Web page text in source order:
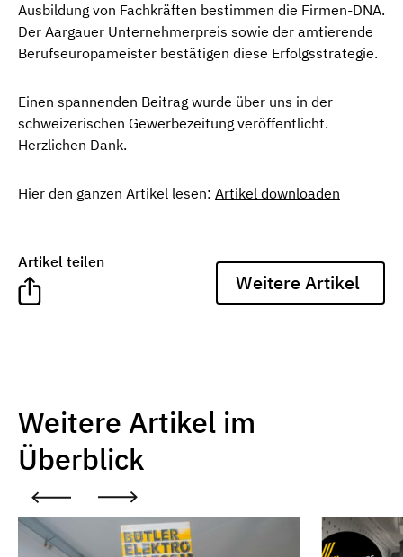
Ausbildung von Fachkräften bestimmen die Firmen-DNA.
Der Aargauer Unternehmerpreis sowie der amtierende
Berufseuropameister bestätigen diese Erfolgsstrategie.
Einen spannenden Beitrag wurde über uns in der
schweizerischen Gewerbezeitung veröffentlicht.
Herzlichen Dank.
Hier den ganzen Artikel lesen: Artikel downloaden
Artikel teilen
Weitere Artikel
Weitere Artikel im
Überblick